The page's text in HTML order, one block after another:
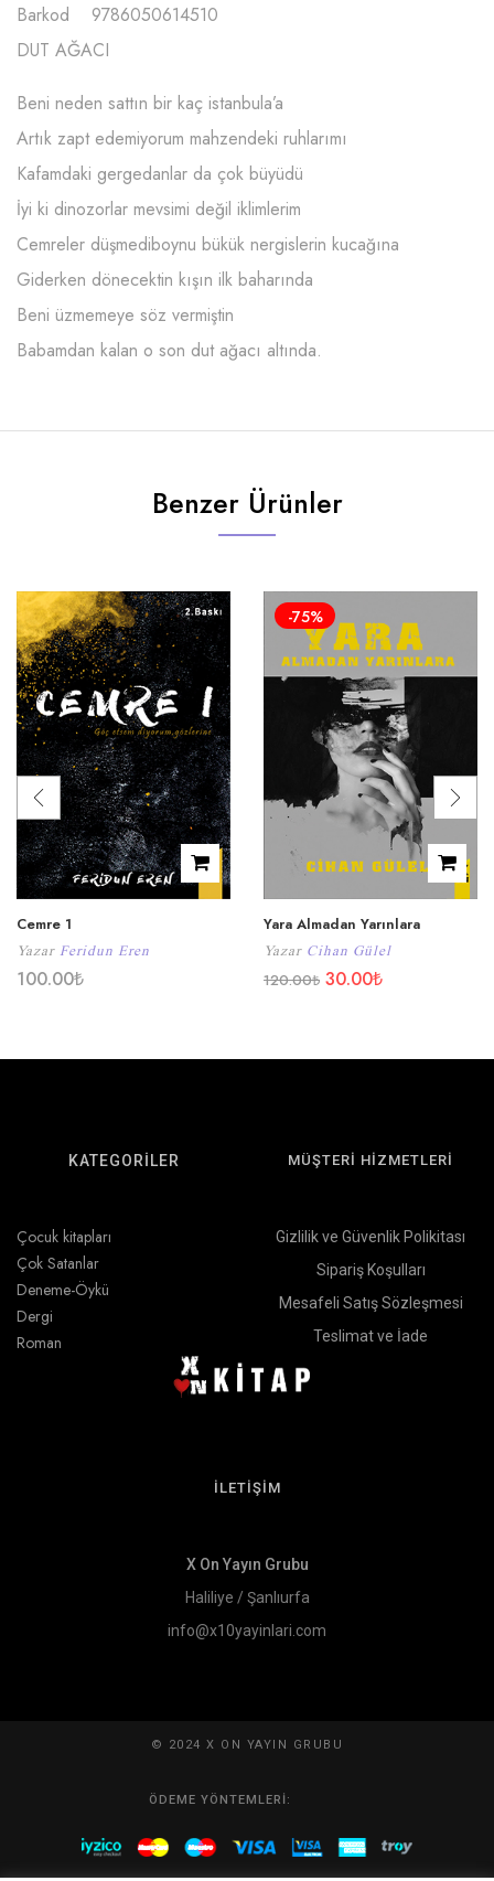
Barkod 9786050614510
DUT AĞACI
Beni neden sattın bir kaç istanbula’a
Artık zapt edemiyorum mahzendeki ruhlarımı
Kafamdaki gergedanlar da çok büyüdü
İyi ki dinozorlar mevsimi değil iklimlerim
Cemreler düşmediboynu bükük nergislerin kucağına
Giderken dönecektin kışın ilk baharında
Beni üzmemeye söz vermiştin
Babamdan kalan o son dut ağacı altında.
Benzer Ürünler
Cemre 1
Yazar Feridun Eren
100.00₺
-75%
Yara Almadan Yarınlara
Yazar Cihan Gülel
120.00₺ 30.00₺
KATEGORİLER
Çocuk kitapları
Çok Satanlar
Deneme-Öykü
Dergi
Roman
MÜŞTERİ HİZMETLERİ
Gizlilik ve Güvenlik Polikitası
Sipariş Koşulları
Mesafeli Satış Sözleşmesi
Teslimat ve İade
İLETİŞİM
X On Yayın Grubu
Haliliye / Şanlıurfa
info@x10yayinlari.com
© 2024 X ON YAYIN GRUBU
ÖDEME YÖNTEMLERI: